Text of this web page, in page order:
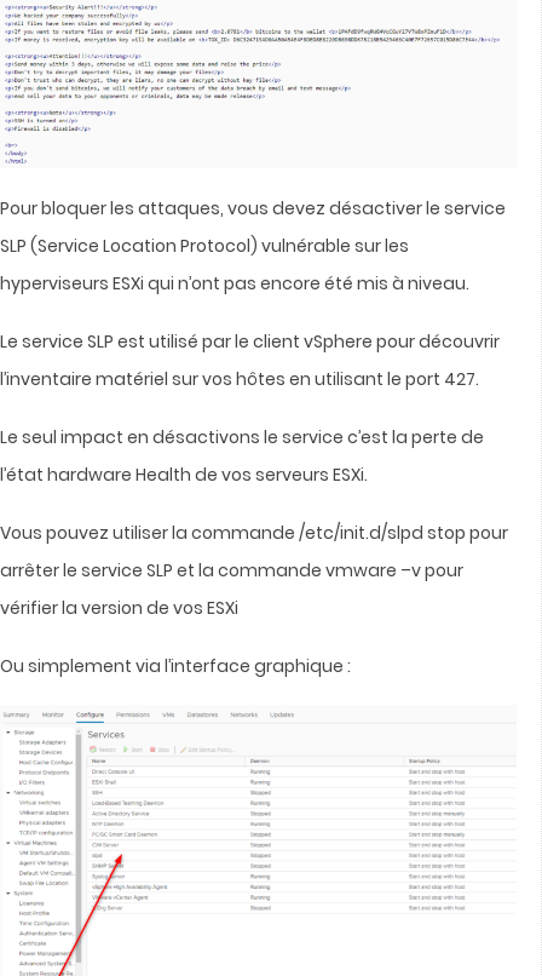
Pour bloquer les attaques, vous devez désactiver le service
SLP (Service Location Protocol) vulnérable sur les
hyperviseurs ESXi qui n’ont pas encore été mis à niveau.
Le service SLP est utilisé par le client vSphere pour découvrir
l’inventaire matériel sur vos hôtes en utilisant le port 427.
Le seul impact en désactivons le service c’est la perte de
l’état hardware Health de vos serveurs ESXi.
Vous pouvez utiliser la commande /etc/init.d/slpd stop pour
arrêter le service SLP et la commande vmware –v pour
vérifier la version de vos ESXi
Ou simplement via l’interface graphique :